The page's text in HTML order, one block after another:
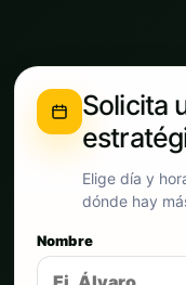
Solicita
Elige día y
dónde hay
Nombre